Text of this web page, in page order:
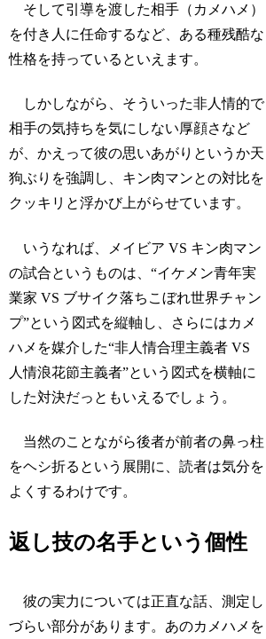
そして引導を渡した相手（カメハメ）
を付き人に任命するなど、ある種残酷な
性格を持っているといえます。
しかしながら、そういった非人情的で
相手の気持ちを気にしない厚顔さなど
が、かえって彼の思いあがりというか天
狗ぶりを強調し、キン肉マンとの対比を
クッキリと浮かび上がらせています。
いうなれば、メイビア VS キン肉マン
の試合というものは、“イケメン青年実
業家 VS ブサイク落ちこぼれ世界チャン
プ”という図式を縦軸し、さらにはカメ
ハメを媒介した“非人情合理主義者 VS
人情浪花節主義者”という図式を横軸に
した対決だっともいえるでしょう。
当然のことながら後者が前者の鼻っ柱
をヘシ折るという展開に、読者は気分を
よくするわけです。
返し技の名手という個性
彼の実力については正直な話、測定し
づらい部分があります。あのカメハメを